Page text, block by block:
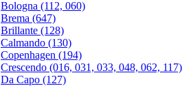
Bologna (112, 060)
Brema (647)
Brillante (128)
Calmando (130)
Copenhagen (194)
Crescendo (016, 031, 033, 048, 062, 117)
Da Capo (127)